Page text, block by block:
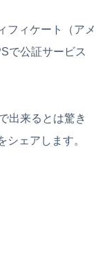
フィケート（アメ
で公証サービス
出来るとは驚き
シェアします。